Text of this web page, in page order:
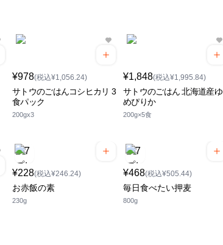
¥978(税込¥1,056.24)
サトウのごはんコシヒカリ 3
食パック
200gx3
¥1,848(税込¥1,995.84)
サトウのごはん 北海道産ゆ
めぴりか
200g×5食
¥228(税込¥246.24)
お赤飯の素
230g
¥468(税込¥505.44)
毎日食べたい押麦
800g